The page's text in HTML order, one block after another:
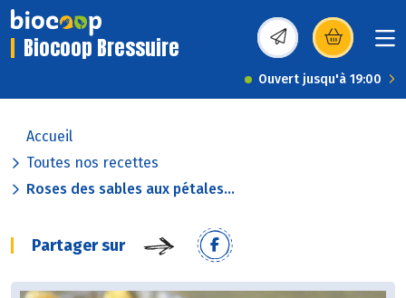
Biocoop Bressuire (s’ouvre dans une
Ouvert jusqu'à 19:00
Accueil
Toutes nos recettes
Roses des sables aux pétales...
Partager sur